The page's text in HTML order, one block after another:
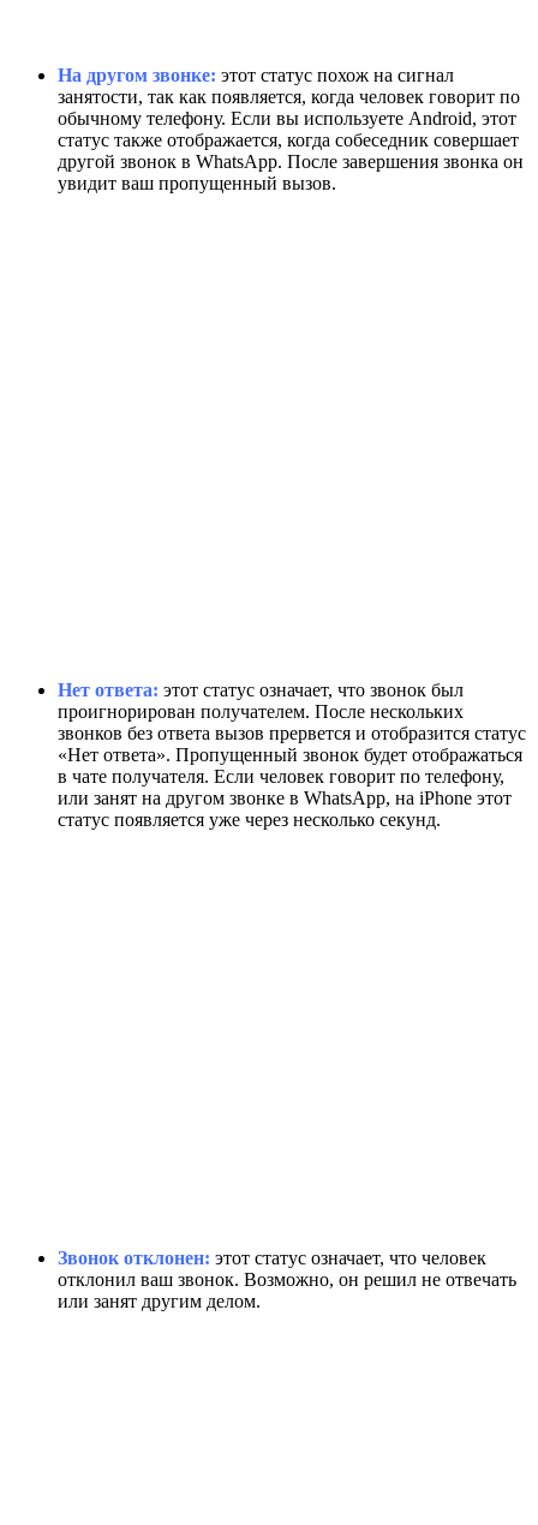
На другом звонке: этот статус похож на сигнал
занятости, так как появляется, когда человек говорит по
обычному телефону. Если вы используете Android, этот
статус также отображается, когда собеседник совершает
другой звонок в WhatsApp. После завершения звонка он
увидит ваш пропущенный вызов.
Нет ответа: этот статус означает, что звонок был
проигнорирован получателем. После нескольких
звонков без ответа вызов прервется и отобразится статус
«Нет ответа». Пропущенный звонок будет отображаться
в чате получателя. Если человек говорит по телефону,
или занят на другом звонке в WhatsApp, на iPhone этот
статус появляется уже через несколько секунд.
Звонок отклонен: этот статус означает, что человек
отклонил ваш звонок. Возможно, он решил не отвечать
или занят другим делом.